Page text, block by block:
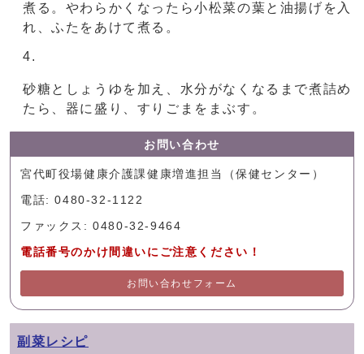
煮る。やわらかくなったら小松菜の葉と油揚げを入
れ、ふたをあけて煮る。
砂糖としょうゆを加え、水分がなくなるまで煮詰め
たら、器に盛り、すりごまをまぶす。
お問い合わせ
宮代町役場健康介護課健康増進担当（保健センター）
電話: 0480-32-1122
ファックス: 0480-32-9464
電話番号のかけ間違いにご注意ください！
お問い合わせフォーム
副菜レシピ